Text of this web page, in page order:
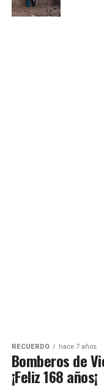
RECUERDO hace 7 años
Bomberos de
¡Feliz 168 años¡